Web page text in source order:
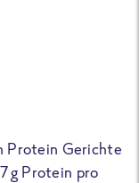
Protein Gerichte
g Protein pro